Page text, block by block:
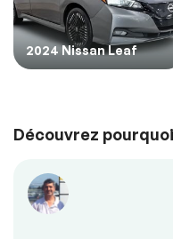
2024 Nissan Leaf
Découvrez